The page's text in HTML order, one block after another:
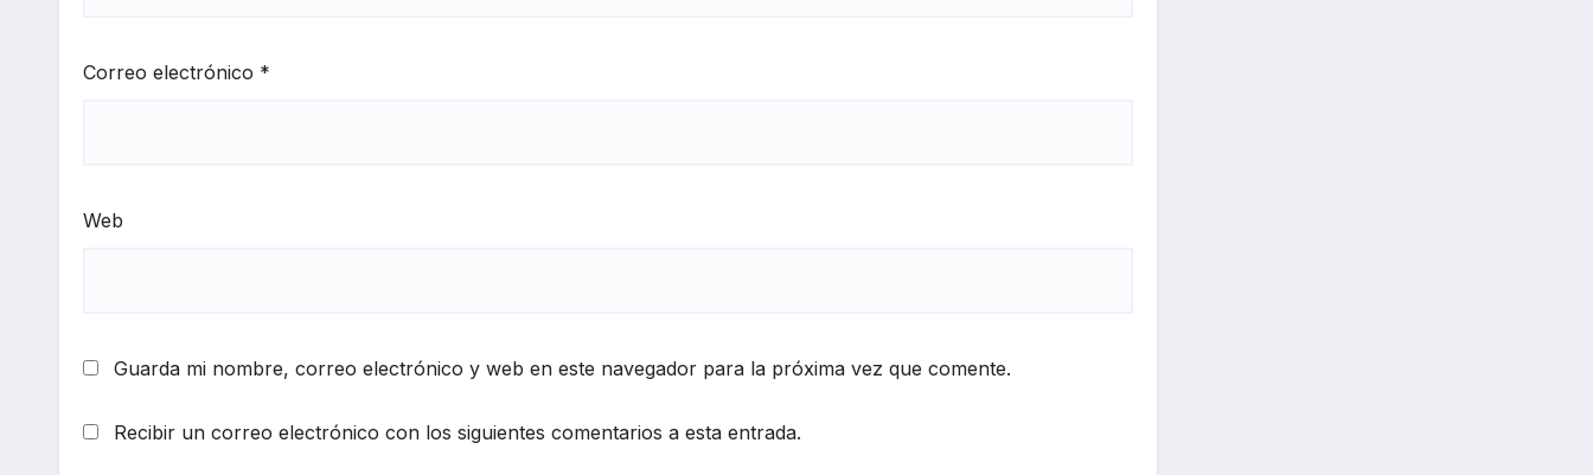
Correo electrónico *
Web
Guarda mi nombre, correo electrónico y web en este navegador para la próxima vez que comente.
Recibir un correo electrónico con los siguientes comentarios a esta entrada.